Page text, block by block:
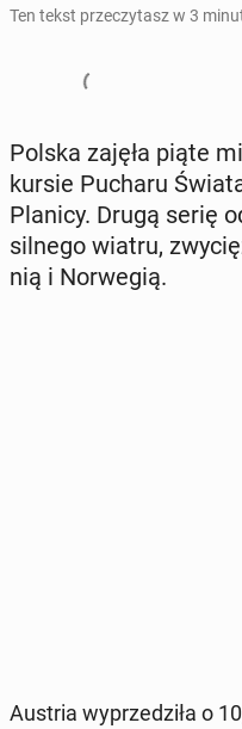
Ten tekst przeczytasz w 3
Polska zajęła piąte
kur­sie Pucharu
Planicy. Drugą serię
silnego wiatru,
nią i Nor­we­gią.
Austria wy­prze­dzi­ła o